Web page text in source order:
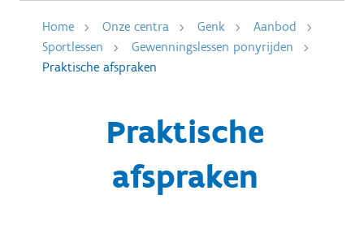
Home Onze centra Genk
Aanbod
Sportlessen
Gewenningslessen ponyrijden
Praktische afspraken
Praktische
afspraken